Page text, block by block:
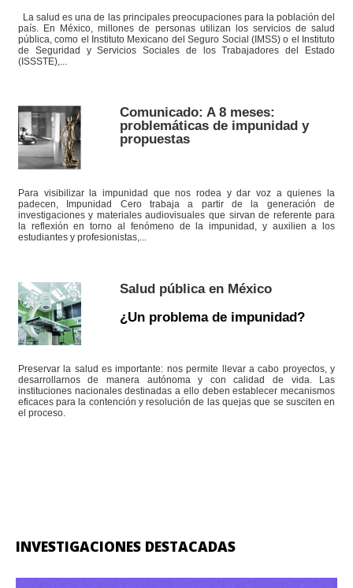
La salud es una de las principales preocupaciones para la población del
país. En México, millones de personas utilizan los servicios de salud
pública, como el Instituto Mexicano del Seguro Social (IMSS) o el Instituto
de Seguridad y Servicios Sociales de los Trabajadores del Estado
(ISSSTE),...
Comunicado: A 8 meses:
problemáticas de impunidad y
propuestas
Para visibilizar la impunidad que nos rodea y dar voz a quienes la
padecen, Impunidad Cero trabaja a partir de la generación de
investigaciones y materiales audiovisuales que sirvan de referente para
la reflexión en torno al fenómeno de la impunidad, y auxilien a los
estudiantes y profesionistas,...
Salud pública en México
¿Un problema de impunidad?
Preservar la salud es importante: nos permite llevar a cabo proyectos, y
desarrollarnos de manera autónoma y con calidad de vida. Las
instituciones nacionales destinadas a ello deben establecer mecanismos
eficaces para la contención y resolución de las quejas que se susciten en
el proceso.
INVESTIGACIONES DESTACADAS